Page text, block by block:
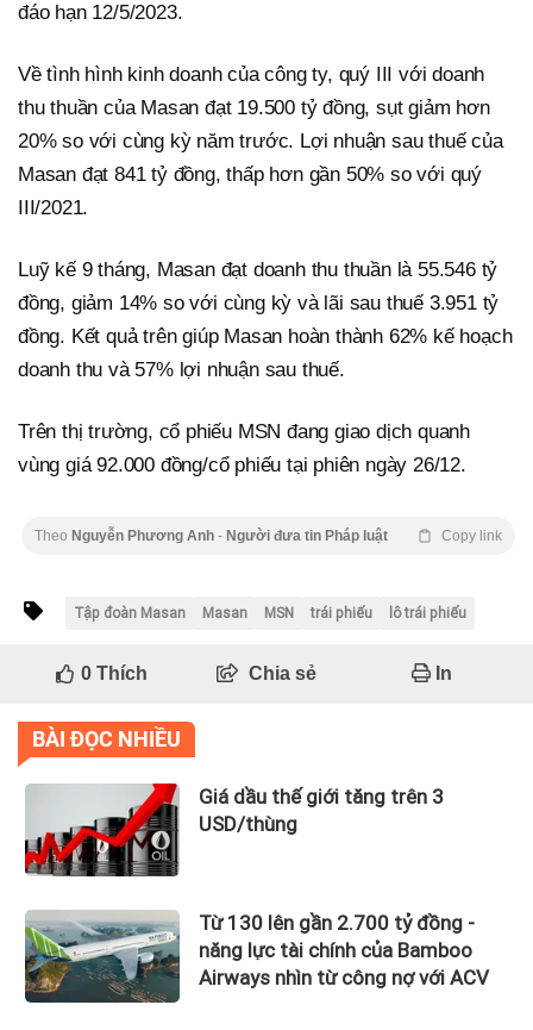
đáo hạn 12/5/2023.
Về tình hình kinh doanh của công ty, quý III với doanh
thu thuần của Masan đạt 19.500 tỷ đồng, sụt giảm hơn
20% so với cùng kỳ năm trước. Lợi nhuận sau thuế của
Masan đạt 841 tỷ đồng, thấp hơn gần 50% so với quý
III/2021.
Luỹ kế 9 tháng, Masan đạt doanh thu thuần là 55.546 tỷ
đồng, giảm 14% so với cùng kỳ và lãi sau thuế 3.951 tỷ
đồng. Kết quả trên giúp Masan hoàn thành 62% kế hoạch
doanh thu và 57% lợi nhuận sau thuế.
Trên thị trường, cổ phiếu MSN đang giao dịch quanh
vùng giá 92.000 đồng/cổ phiếu tại phiên ngày 26/12.
Theo Nguyễn Phương Anh - Người đưa tin Pháp luật Copy link
Tập đoàn Masan Masan MSN trái phiếu lô trái phiếu
0Thích Chia sẻ In
BÀI ĐỌC NHIỀU
Giá dầu thế giới tăng trên 3
USD/thùng
Từ 130 lên gần 2.700 tỷ đồng -
năng lực tài chính của Bamboo
Airways nhìn từ công nợ với ACV